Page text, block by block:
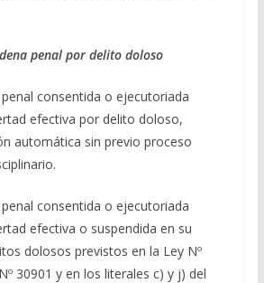
penal por delito doloso
consentida o ejecutoriada
efectiva por delito doloso,
automática sin previo proceso
consentida o ejecutoriada
efectiva o suspendida en su
dolosos previstos en la Ley Nº
30901 y en los literales c) y j) del